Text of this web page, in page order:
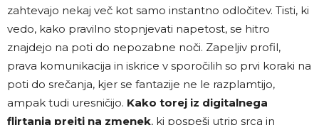
zahtevajo nekaj več kot samo instantno odločitev. Tisti, ki
vedo, kako pravilno stopnjevati napetost, se hitro
znajdejo na poti do nepozabne noči. Zapeljiv profil,
prava komunikacija in iskrice v sporočilih so prvi koraki na
poti do srečanja, kjer se fantazije ne le razplamtijo,
ampak tudi uresničijo. Kako torej iz digitalnega
flirtanja preiti na zmenek, ki pospeši utrip srca in